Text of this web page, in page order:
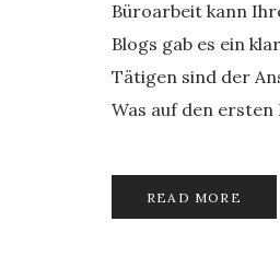
Büroarbeit kann
Blogs gab es ein
Tätigen sind der
Was auf den
READ MORE